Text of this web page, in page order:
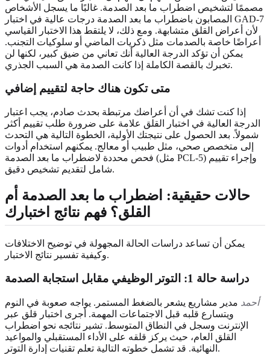
مصممًا لتشخيص اضطراب ما بعد الصدمة. غالبًا ما يسجل الأشخاص
المصابون باضطراب ما بعد الصدمة درجات عالية في اختبار GAD-7
لأن أعراض القلق متشابهة. ومع ذلك، لا يلتقط هذا الاختبار القياسي
أعراضًا خاصة بالصدمات مثل ذكريات الماضي أو سلوكيات التجنب.
يمكن أن تؤكد الدرجة العالية أنك تعاني من ضيق كبير، لكنها لن
تخبرك بالقصة الكاملة إذا كانت الصدمة هي السبب الجذري.
متى تكون هناك حاجة لتقييم إضافي
إذا كنت تشك في أن أعراضك مرتبطة بحدث صادم، يجب اعتبار
الدرجة العالية في اختبار القلق علامة على ضرورة طلب تقييم أكثر
شمولاً. بعد الحصول على نتيجتك الأولية، الخطوة التالية هي التحدث
إلى متخصص صحي، مثل طبيب أو معالج. يمكنهم استخدام أدوات
فحص محددة لاضطراب ما بعد الصدمة (مثل PCL-5) وإجراء تقييم
شامل لتقديم تشخيص دقيق.
حالات حقيقية: اضطراب ما بعد الصدمة أم
القلق؟ فهم نتائج اختبارك
يمكن أن تساعد دراسات الحالة المجهولة في توضيح الاختلافات
وكيفية تفسير نتائج الاختبار.
دراسة حالة 1: التوتر الوظيفي مقابل استجابة الصدمة
أحمد مدير مشاريع يشعر بالضغط المستمر. يواجه صعوبة في النوم
ويتسارع قلبه قبل الاجتماعات المهمة. أجرى اختبار قلق عبر
الإنترنت وسجل في النطاق المتوسط. تشير نتائجه نحو اضطراب
القلق العام، حيث يركز قلقه على الأداء المستقبلي والمواعيد
النهائية. قد تشمل خطوته التالية تعلم تقنيات إدارة التوتر.